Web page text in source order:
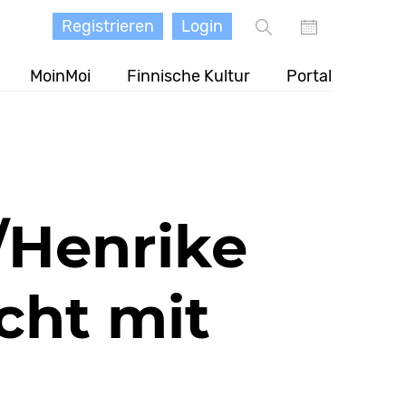
MoinMoi Finnische Kultur Portal
Registrieren Login
mit